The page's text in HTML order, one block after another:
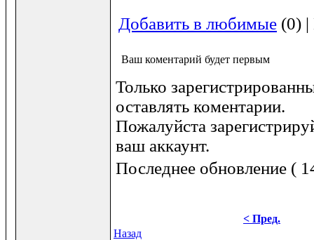
Добавить в любимые (0)
Ваш коментарий будет первым
Только
оставлять коментарии.
Пожалуйста
ваш аккаунт.
Последнее обновление (
< Пред.
Назад